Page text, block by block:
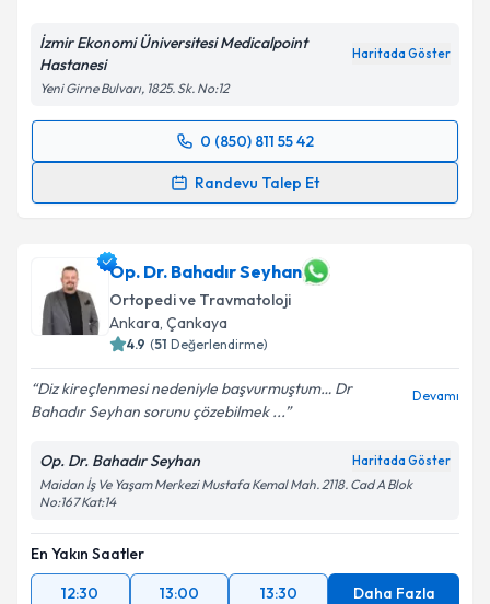
İzmir Ekonomi Üniversitesi Medicalpoint
Hastanesi
Haritada Göster
Yeni Girne Bulvarı, 1825. Sk. No:12
0 (850) 811 55 42
Randevu Talep Et
Randevu Takvimi Talebi
takvim hazırlandığında e-posta ile bilgilendireceğiz.
E-posta Adresiniz
Kişisel verilerimin işlenmesine ilişkin
kapsamda işlenmesini kabul ediyorum.
Takvim Talebini Gönder
Op. Dr. Bahadır Seyhan
Ortopedi ve Travmatoloji
Ankara, Çankaya
4.9 (51 Değerlendirme)
Diz kireçlenmesi nedeniyle başvurmuştum… Dr
Bahadır Seyhan sorunu çözebilmek ...
Devamı
Op. Dr. Bahadır Seyhan Haritada Göster
Maidan İş Ve Yaşam Merkezi Mustafa Kemal Mah. 2118. Cad A Blok
No:167 Kat:14
En Yakın Saatler
12:30
13:00 13:30 Daha Fazla